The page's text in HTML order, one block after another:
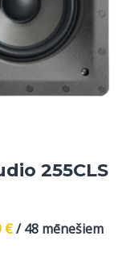
255CLS
€/ 48 mēnešiem